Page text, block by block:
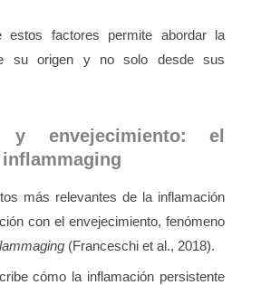
estos factores permite abordar la
su origen y no solo desde sus
y envejecimiento: el
más relevantes de la inflamación
con el envejecimiento, fenómeno
(Franceschi et al., 2018).
cómo la inflamación persistente